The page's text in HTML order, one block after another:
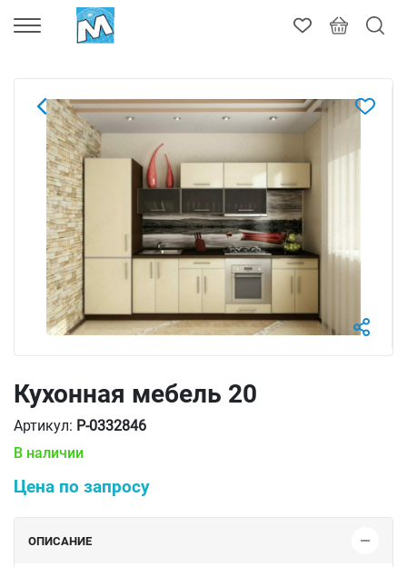
Кухонная мебель 20
Артикул: P-0332846
В наличии
Цена по запросу
ОПИСАНИЕ